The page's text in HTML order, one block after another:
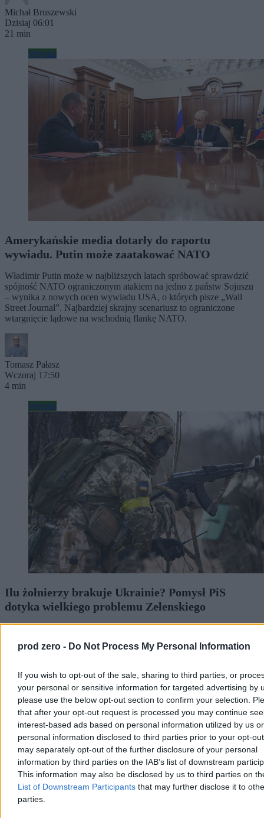
prod zero - Do Not Process My Personal Information
If you wish to opt-out of the sale, sharing to third parties, or
your personal or sensitive information for targeted advertising by
please use the below opt-out section to confirm your selection.
that after your opt-out request is processed you may continue
interest-based ads based on personal information utilized by us or
personal information disclosed to third parties prior to your opt-
may separately opt-out of the further disclosure of your personal
information by third parties on the IAB’s list of downstream
This information may also be disclosed by us to third parties on
List of Downstream Participants that may further disclose it to
parties.
Michał Bruszewski
Dzisiaj 06:01
21 min
Wojsko
Amerykańskie media dotarły do raportu
wywiadu. Putin może zaatakować NATO
Władimir Putin może w najbliższych latach spróbować sprawdzić
spójność NATO ograniczonym atakiem na jedno z państw Sojuszu
– wynika z nowych ocen wywiadu USA, o których pisze „Wall
Street Journal”. Najbardziej skrajny scenariusz to ograniczone
wtargnięcie lądowe na wschodnią flankę NATO.
Tomasz Pałasz
Wczoraj 17:50
4 min
Wojsko
Ilu żołnierzy brakuje Ukrainie? Pomysł PiS
dotyka wielkiego problemu Zełenskiego
Prawo i Sprawiedliwość proponuje deportacje Ukraińców
pracy, z drugiej strony strony Tomasz Siemoniak, koordynator służb
Zmieniają się unijne przepisy wobec Ukraińców objętych
mobilizacją, a Siły Zbrojne Ukrainy trzymają linię frontu zmagając
na tyłach z dezercją. Co z rezerwami Ukrainy na wojnie?
Michał Bruszewski
Wczoraj 12:23
8 min
Reklama
Reklama